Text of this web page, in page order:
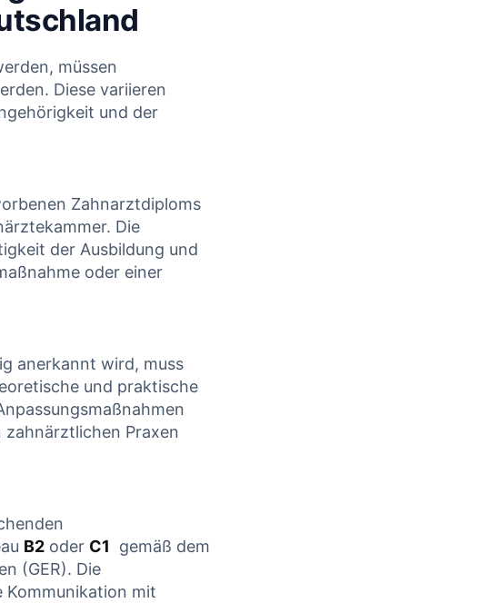
müssen
Diese variieren
⁤und⁤ der
Zahnarztdiploms
Die
der Ausbildung und
oder einer
anerkannt wird, muss
und praktische
Praxen
B2 oder C1 ⁤ gemäß dem
(GER). Die⁣
Kommunikation mit